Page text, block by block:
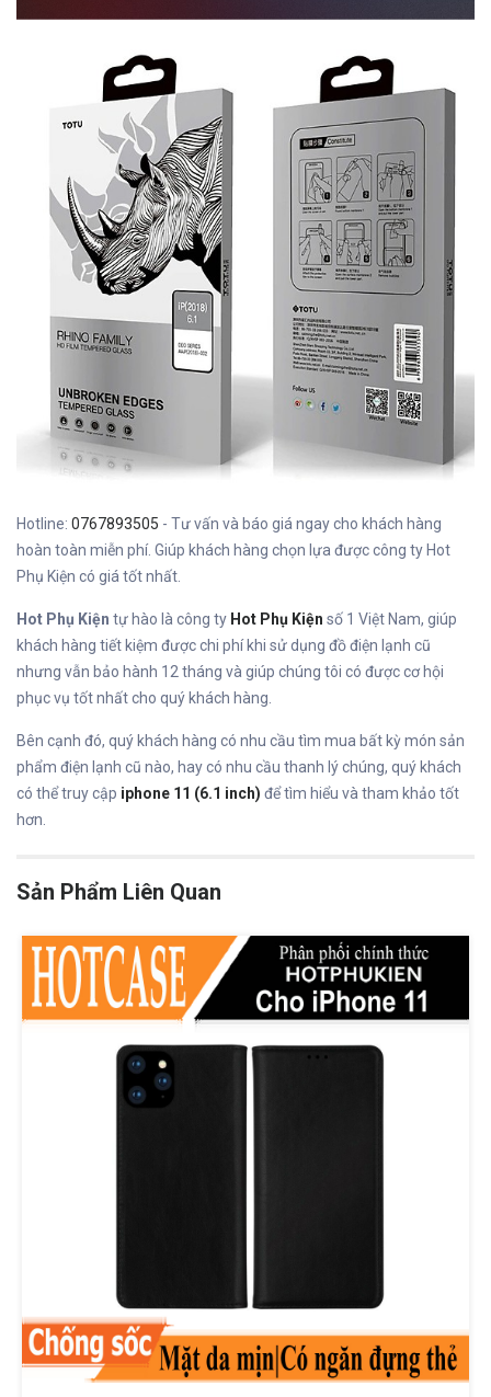
Hotline: 0767893505 - Tư vấn và báo giá ngay cho khách hàng
hoàn toàn miễn phí. Giúp khách hàng chọn lựa được công ty Hot
Phụ Kiện có giá tốt nhất.
Hot Phụ Kiện tự hào là công ty Hot Phụ Kiện số 1 Việt Nam, giúp
khách hàng tiết kiệm được chi phí khi sử dụng đồ điện lạnh cũ
nhưng vẫn bảo hành 12 tháng và giúp chúng tôi có được cơ hội
phục vụ tốt nhất cho quý khách hàng.
Bên cạnh đó, quý khách hàng có nhu cầu tìm mua bất kỳ món sản
phẩm điện lạnh cũ nào, hay có nhu cầu thanh lý chúng, quý khách
có thể truy cập iphone 11 (6.1 inch) để tìm hiểu và tham khảo tốt
hơn.
Sản Phẩm Liên Quan